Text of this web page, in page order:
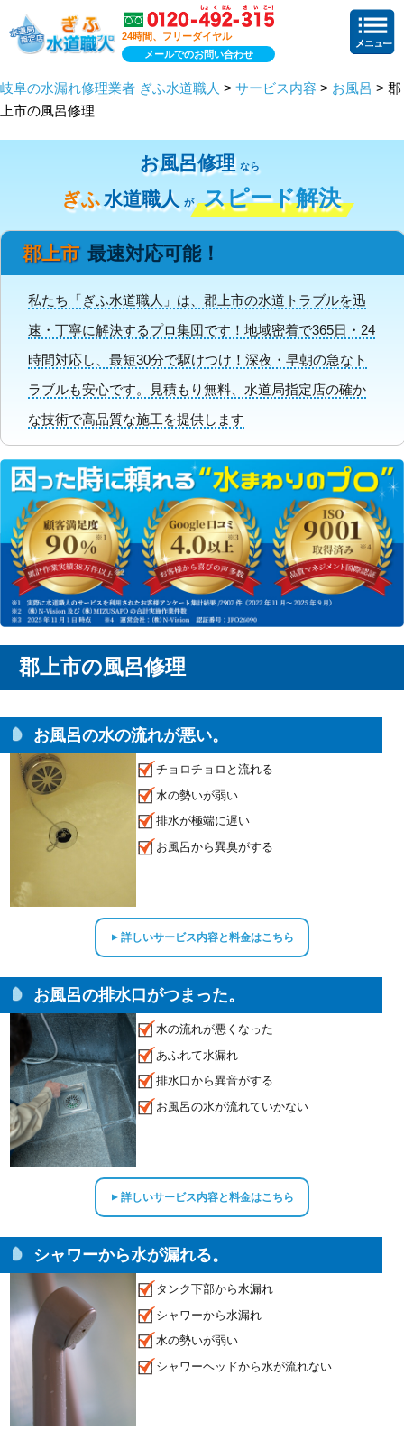
24時間、フリーダイヤル
メールでのお問い合わせ
岐阜の水漏れ修理業者 ぎふ水道職人 > サービス内容 > お風呂 > 郡
上市の風呂修理
お風呂修理 なら
ぎふ 水道職人 が スピード解決
郡上市 最速対応可能！
私たち「ぎふ水道職人」は、郡上市の水道トラブルを迅
速・丁寧に解決するプロ集団です！地域密着で365日・24
時間対応し、最短30分で駆けつけ！深夜・早朝の急なト
ラブルも安心です。見積もり無料、水道局指定店の確か
な技術で高品質な施工を提供します
郡上市の風呂修理
お風呂の水の流れが悪い。
チョロチョロと流れる
水の勢いが弱い
排水が極端に遅い
お風呂から異臭がする
▲詳しいサービス内容と料金はこちら
お風呂の排水口がつまった。
水の流れが悪くなった
あふれて水漏れ
排水口から異音がする
お風呂の水が流れていかない
▲詳しいサービス内容と料金はこちら
シャワーから水が漏れる。
タンク下部から水漏れ
シャワーから水漏れ
水の勢いが弱い
シャワーヘッドから水が流れない